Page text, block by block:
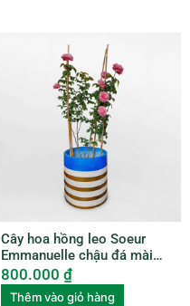
Cây hoa hồng leo Soeur
Emmanuelle chậu đá mài
ROSE003
800.000 ₫
Thêm vào giỏ hàng